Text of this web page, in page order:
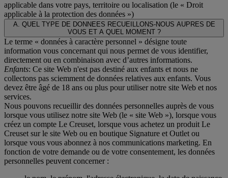
applicable dans votre pays, territoire ou localisation (le « Droit
applicable à la protection des données »)
A. QUEL TYPE DE DONNEES RECUEILLONS-NOUS AUPRES DE
VOUS ET A QUEL MOMENT ?
Le terme « données à caractère personnel » désigne toute
information vous concernant qui nous permet de vous identifier,
directement ou en combinaison avec d’autres informations.
Enfants: Ce site Web n'est pas destiné aux enfants et nous ne
collectons pas sciemment de données relatives aux enfants. Vous
devez être âgé de 18 ans ou plus pour utiliser notre site Web et nos
services.
Nous pouvons recueillir des données personnelles auprès de vous
lorsque vous utilisez notre site Web (le « site Web »), lorsque vous
créez un compte Le Creuset, lorsque vous achetez un produit Le
Creuset sur le site Web ou en boutique Signature et Outlet ou
lorsque vous vous abonnez à nos communications marketing. En
fonction de votre demande ou de votre consentement, les données
personnelles peuvent concerner :